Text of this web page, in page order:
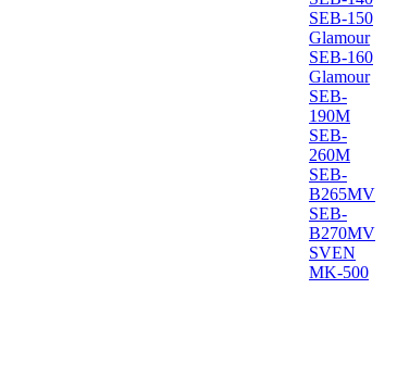
SEB-150
Glamour
SEB-160
Glamour
SEB-
190M
SEB-
260M
SEB-
B265MV
SEB-
B270MV
SVEN
MK-500